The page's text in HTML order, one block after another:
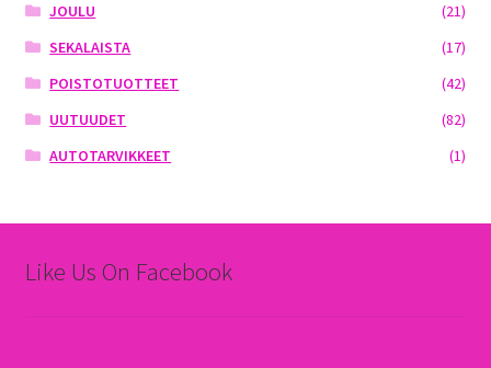
JOULU
(21)
SEKALAISTA
(17)
POISTOTUOTTEET
(42)
UUTUUDET
(82)
AUTOTARVIKKEET
(1)
Like Us On Facebook